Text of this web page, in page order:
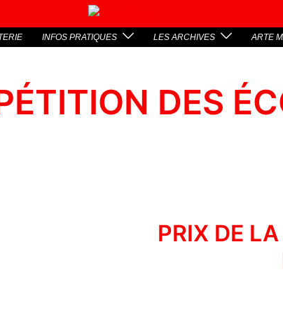
INFOS PRATIQUES LES ARCHIVES ARTE
DES
PRIX DE